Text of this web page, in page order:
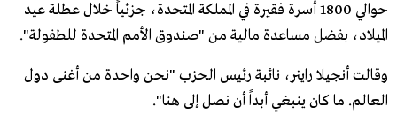
حوالي 1800 أسرة فقيرة في المملكة المتحدة، جزئياً خلال عطلة عيد
الميلاد، بفضل مساعدة مالية من "صندوق الأمم المتحدة للطفولة".
وقالت أنجيلا راينر، نائبة رئيس الحزب "نحن واحدة من أغنى دول
العالم. ما كان ينبغي أبداً أن نصل إلى هنا".